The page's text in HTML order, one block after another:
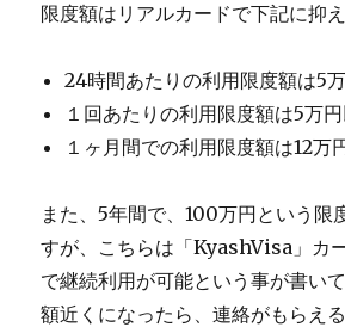
限度額はリアルカードで下記に抑
24時間あたりの利用限度額は5
１回あたりの利用限度額は5万
１ヶ月間での利用限度額は12万
また、5年間で、100万円という限
すが、こちらは「KyashVisa」カ
で継続利用が可能という事が書い
額近くになったら、連絡がもらえる